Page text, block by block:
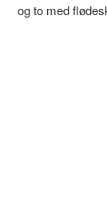
og to med